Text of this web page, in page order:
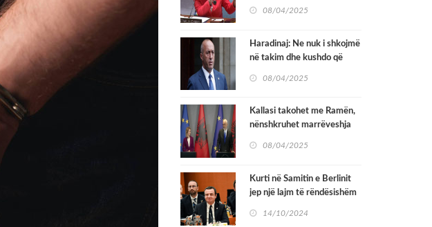
08/04/2025
Haradinaj: Ne nuk i shkojmë
në takim dhe kushdo që
08/04/2025
Kallasi takohet me Ramën,
nënshkruhet marrëveshja
08/04/2025
Kurti në Samitin e Berlinit
jep një lajm të rëndësishëm
14/10/2024